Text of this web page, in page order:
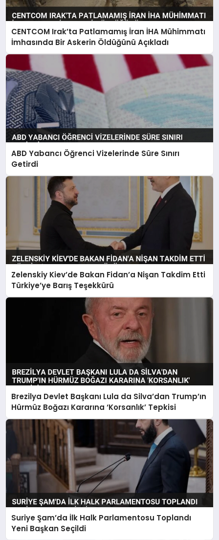
CENTCOM Irak’ta Patlamamış İran İHA Mühimmatı
İmhasında Bir Askerin Öldüğünü Açıkladı
ABD Yabancı Öğrenci Vizelerinde Süre Sınırı
Getirdi
Zelenskiy Kiev’de Bakan Fidan’a Nişan Takdim Etti
Türkiye’ye Barış Teşekkürü
Brezilya Devlet Başkanı Lula da Silva’dan Trump’ın
Hürmüz Boğazı Kararına ‘Korsanlık’ Tepkisi
Suriye Şam’da İlk Halk Parlamentosu Toplandı
Yeni Başkan Seçildi